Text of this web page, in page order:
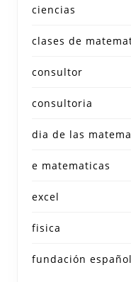
ciencias
clases de
consultor
consultoria
dia de las
e matematicas
excel
fisica
fundación